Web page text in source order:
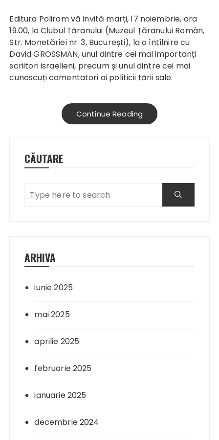
Editura Polirom vă invită marți, 17 noiembrie, ora
19.00, la Clubul Țăranului (Muzeul Țăranului Român,
Str. Monetăriei nr. 3, București), la o întîlnire cu
David GROSSMAN, unul dintre cei mai importanți
scriitori israelieni, precum și unul dintre cei mai
cunoscuți comentatori ai politicii țării sale.
Continue Reading
CĂUTARE
ARHIVA
iunie 2025
mai 2025
aprilie 2025
februarie 2025
ianuarie 2025
decembrie 2024